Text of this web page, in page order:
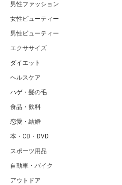
男性ファッション
女性ビューティー
男性ビューティー
エクササイズ
ダイエット
ヘルスケア
ハゲ・髪の毛
食品・飲料
恋愛・結婚
本・CD・DVD
スポーツ用品
自動車・バイク
アウトドア